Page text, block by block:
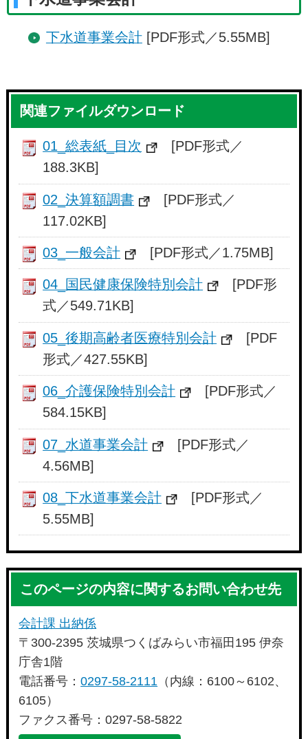
下水道事業会計[PDF形式／5.55MB]
関連ファイルダウンロード
01_総表紙_目次
[PDF形式／
188.3KB]
02_決算額調書
[PDF形式／
117.02KB]
03_一般会計 [PDF形式／1.75MB]
04_国民健康保険特別会計
[PDF形
式／549.71KB]
05_後期高齢者医療特別会計
[PDF
形式／427.55KB]
06_介護保険特別会計
[PDF形式／
584.15KB]
07_水道事業会計
[PDF形式／
4.56MB]
08_下水道事業会計
[PDF形式／
5.55MB]
このページの内容に関するお問い合わせ先
会計課 出納係
〒300-2395 茨城県つくばみらい市福田195 伊奈
庁舎1階
電話番号：0297-58-2111 （内線：6100～6102、
6105）
ファクス番号：0297-58-5822